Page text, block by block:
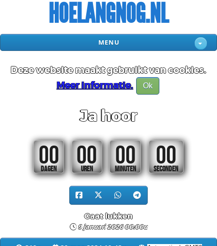
HOELANGNOG.NL
MENU
Deze website maakt gebruikt van cookies.
Meer informatie.
Ok
Ja hoor
00
DAGEN
00
UREN
00
MINUTEN
00
SECONDEN
Gaat lukken
9 januari 2026 00:00u